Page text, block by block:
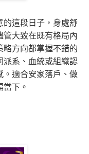
的這段日子 ，身處舒
管大致在既有格局內
略方向都掌握不錯的
派系、血統或組織認
。適合安家落戶、做
當下。